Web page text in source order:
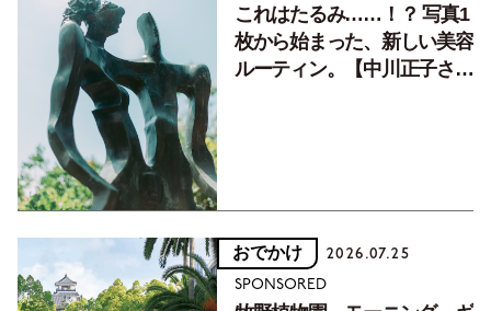
これはたるみ……！？ 写真1
枚から始まった、新しい美容
ルーティン。【中川正子さん
おでかけ 2026.07.25
SPONSORED